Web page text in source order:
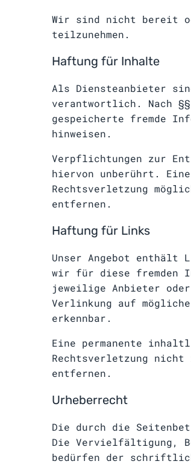
Wir sind nicht bereit
teilzunehmen.
Haftung für Inhalte
Als Diensteanbieter
verantwortlich. Nach
gespeicherte fremde
hinweisen.
Verpflichtungen zur
hiervon unberührt.
Rechtsverletzung
entfernen.
Haftung für Links
Unser Angebot enthält
wir für diese fremden
jeweilige Anbieter
Verlinkung auf
erkennbar.
Eine permanente
Rechtsverletzung nicht
entfernen.
Urheberrecht
Die durch die
Die Vervielfältigung,
bedürfen der